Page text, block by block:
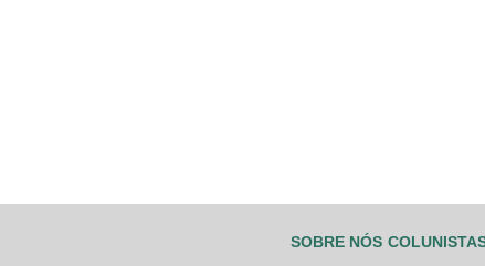
SOBRE NÓS